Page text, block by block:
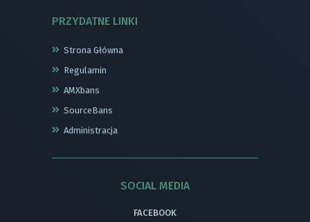
PRZYDATNE LINKI
Strona Główna
Regulamin
AMXbans
SourceBans
Administracja
SOCIAL MEDIA
FACEBOOK